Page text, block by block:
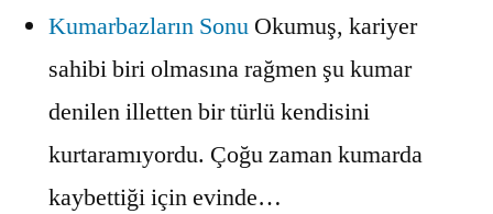
Kumarbazların Sonu Okumuş, kariyer
sahibi biri olmasına rağmen şu kumar
denilen illetten bir türlü kendisini
kurtaramıyordu. Çoğu zaman kumarda
kaybettiği için evinde…